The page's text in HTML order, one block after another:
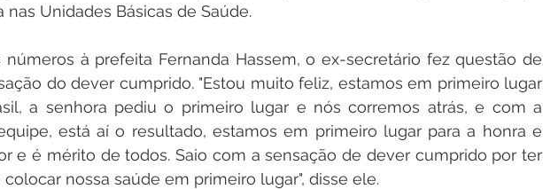
Unidades Básicas de Saúde.
números à prefeita Fernanda Hassem, o ex-secretário fez questão de
do dever cumprido. "Estou muito feliz, estamos em primeiro lugar
a senhora pediu o primeiro lugar e nós corremos atrás, e com a
está aí o resultado, estamos em primeiro lugar para a honra e
e é mérito de todos. Saio com a sensação de dever cumprido por ter
nossa saúde em primeiro lugar", disse ele.